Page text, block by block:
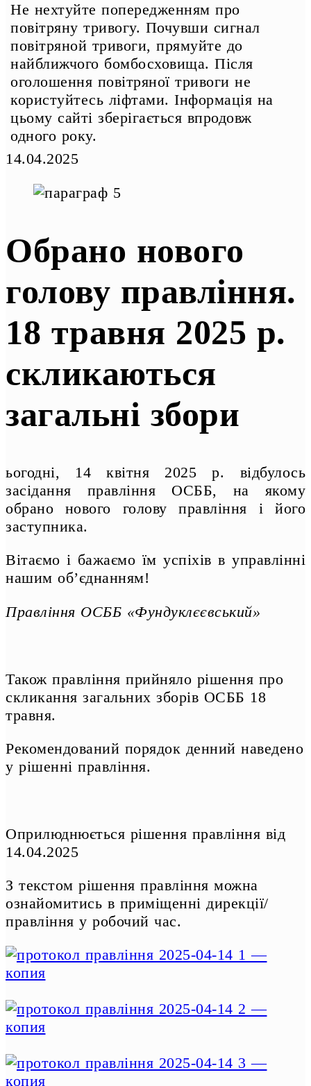
Не нехтуйте попередженням про
повітряну тривогу. Почувши сигнал
повітряной тривоги, прямуйте до
найближчого бомбосховища. Після
оголошення повітряної тривоги не
користуйтесь ліфтами. Інформація на
цьому сайті зберігається впродовж
одного року.
14.04.2025
Обрано нового
голову правління.
18 травня 2025 р.
скликаються
загальні збори
ьогодні, 14 квітня 2025 р. відбулось
засідання правління ОСББ, на якому
обрано нового голову правління і його
заступника.
Вітаємо і бажаємо їм успіхів в управлінні
нашим об’єднанням!
Правління ОСББ «Фундуклєєвський»
Також правління прийняло рішення про
скликання загальних зборів ОСББ 18
травня.
Рекомендований порядок денний наведено
у рішенні правління.
Оприлюднюється рішення правління від
14.04.2025
З текстом рішення правління можна
ознайомитись в приміщенні дирекції/
правління у робочий час.